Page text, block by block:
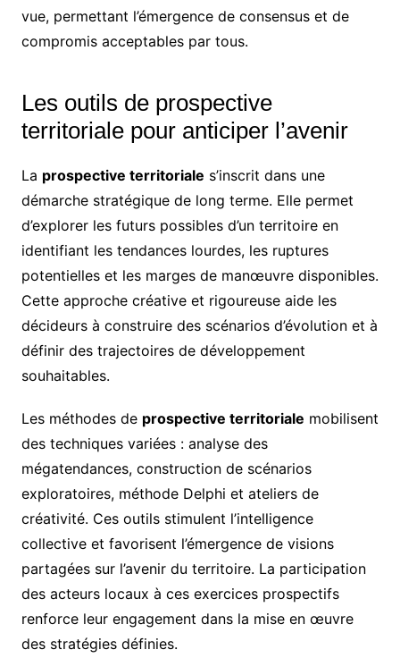
vue, permettant l’émergence de consensus et de
compromis acceptables par tous.
Les outils de prospective
territoriale pour anticiper l’avenir
La prospective territoriale s’inscrit dans une
démarche stratégique de long terme. Elle permet
d’explorer les futurs possibles d’un territoire en
identifiant les tendances lourdes, les ruptures
potentielles et les marges de manœuvre disponibles.
Cette approche créative et rigoureuse aide les
décideurs à construire des scénarios d’évolution et à
définir des trajectoires de développement
souhaitables.
Les méthodes de prospective territoriale mobilisent
des techniques variées : analyse des
mégatendances, construction de scénarios
exploratoires, méthode Delphi et ateliers de
créativité. Ces outils stimulent l’intelligence
collective et favorisent l’émergence de visions
partagées sur l’avenir du territoire. La participation
des acteurs locaux à ces exercices prospectifs
renforce leur engagement dans la mise en œuvre
des stratégies définies.